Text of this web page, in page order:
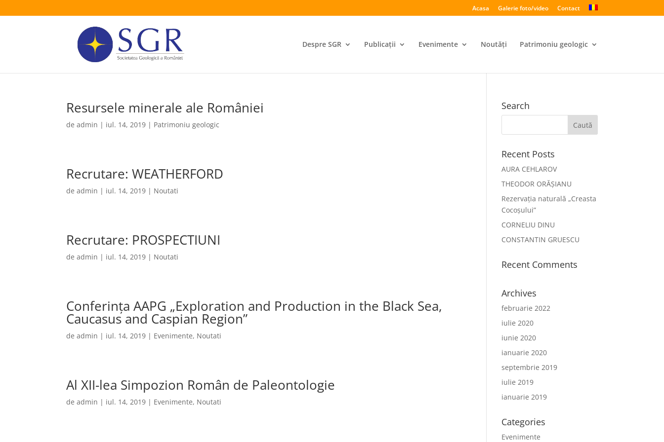
Acasa Galerie foto/video Contact
Despre SGR Publicații Evenimente Noutăți Patrimoniu geologic
Resursele minerale ale României
deadmin | iul. 14, 2019 | Patrimoniu geologic
Recrutare: WEATHERFORD
deadmin | iul. 14, 2019 | Noutati
Recrutare: PROSPECTIUNI
deadmin | iul. 14, 2019 | Noutati
Conferința AAPG „Exploration and Production in the Black Sea,
Caucasus and Caspian Region”
deadmin | iul. 14, 2019 | Evenimente, Noutati
Al XII-lea Simpozion Român de Paleontologie
deadmin | iul. 14, 2019 | Evenimente, Noutati
Search
Recent Posts
AURA CEHLAROV
THEODOR ORĂȘIANU
Rezervația naturală „Creasta
Cocoșului”
CORNELIU DINU
CONSTANTIN GRUESCU
Recent Comments
Archives
februarie 2022
iulie 2020
iunie 2020
ianuarie 2020
septembrie 2019
iulie 2019
ianuarie 2019
Categories
Evenimente